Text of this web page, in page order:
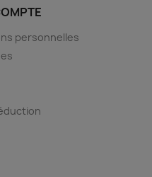
personnelles